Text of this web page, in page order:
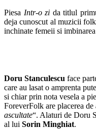
Piesa Intr-o zi da titlul
deja cunoscut al muzicii
inchinate femeii si
Doru Stanculescu face
care au lasat o amprenta
si chiar prin nota vesela a
ForeverFolk are placerea
ascultate“. Alaturi de Doru
al lui Sorin Minghiat.